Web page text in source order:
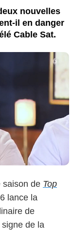
nouvelles
il en danger
Cable Sat.
saison de Top
lance la
de
de la